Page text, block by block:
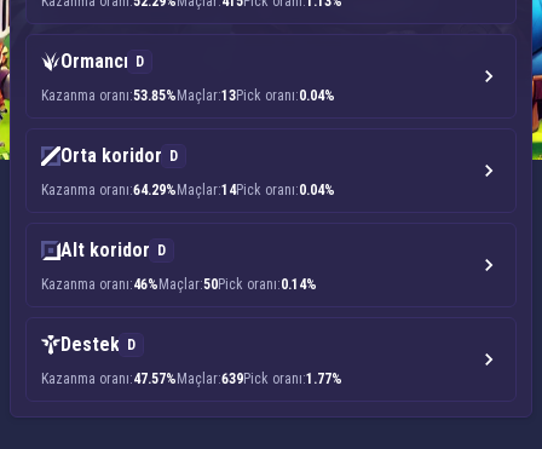
Ormancı
D
Kazanma oranı:53.85% Maçlar:13Pick oranı:0.04%
Orta koridor
D
Kazanma oranı:64.29% Maçlar:14Pick oranı:0.04%
Alt koridor
D
Kazanma oranı:46% Maçlar:50Pick oranı:0.14%
Destek
D
Kazanma oranı:47.57% Maçlar:639Pick oranı:1.77%